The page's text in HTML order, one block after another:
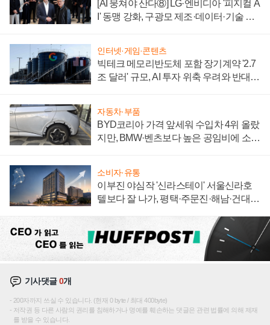
[AI 뭉쳐야 산다⑧] LG·엔비디아 '피지컬 A
I' 동맹 강화, 구광모 제조·데이터·기술 결
인터넷·게임·콘텐츠
빅테크 메모리반도체 포함 장기계약 '2.7
조 달러' 규모, AI 투자 위축 우려와 반대
자동차·부품
BYD코리아 가격 앞세워 수입차 4위 올랐
지만, BMW·벤츠보다 높은 공임비에 소비
소비자·유통
이부진 야심작 '신라스테이' 서울신라호
텔보다 잘 나가, 평택·주문진·해남·건대로
기사댓글0개
200자까지 쓰실 수 있습니다. (현재 0 byte / 최대 400byte)
저작권 등 다른 사람의 권리를 침해하거나 명예를 훼손하는 댓글은 관련 법률에 의해 제재
를 받을 수 있습니다.